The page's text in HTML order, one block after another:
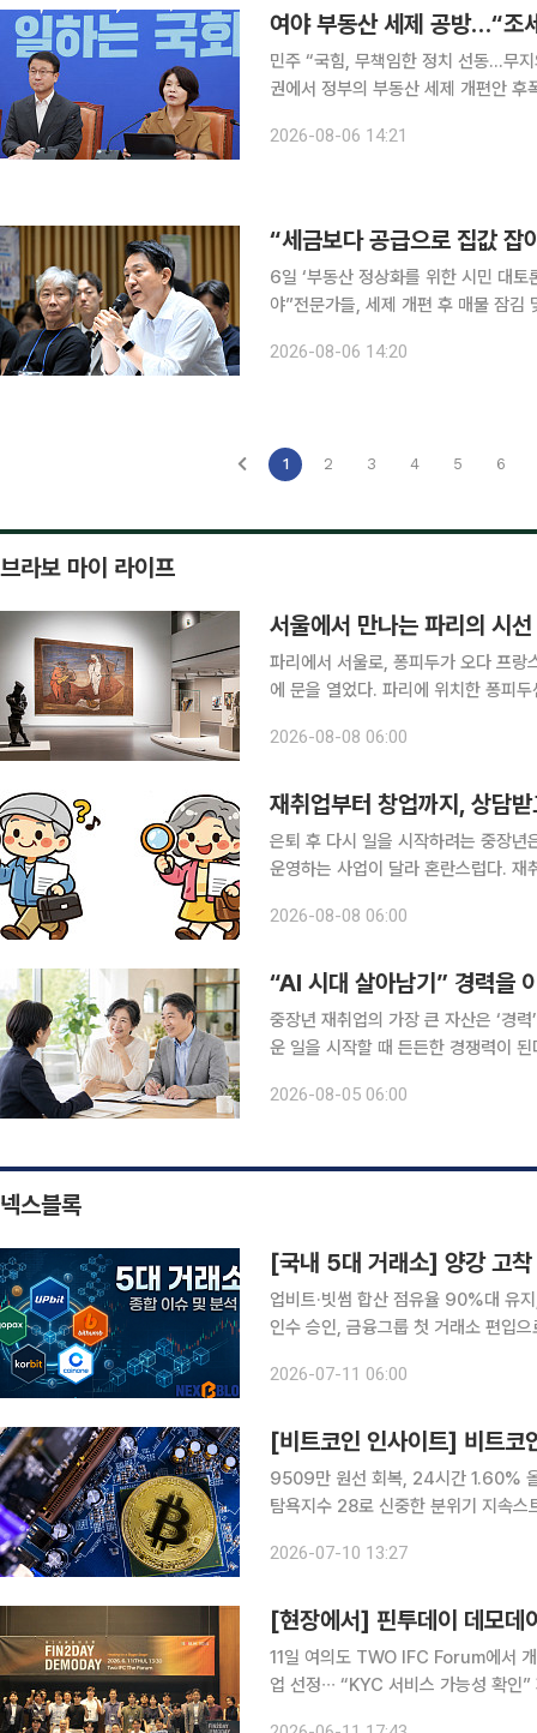
여야 부동산 세제 공방…“조
민주 “국힘, 무책임한 정치 선동…무지
권에서 정부의 부동산 세제 개편안
한정애 민주당 정책위의장은 6일 국
2026-08-06 14:21
“세금보다 공급으로 집값 잡
6일 ‘부동산 정상화를 위한 시민 대
야”전문가들, 세제 개편 후 매물 잠김 및 전·월세난 우려 정부가
해 마련한 첫 공개 토론회에서 세제
2026-08-06 14:20
1 2 3 4 5 6
브라보 마이 라이프
서울에서 만나는 파리의 시선
파리에서 서울로, 퐁피두가 오다 프
에 문을 열었다. 파리에 위치한 퐁피
공사에 들어가면서 이제 파리까지 가
2026-08-08 06:00
재취업부터 창업까지, 상담
은퇴 후 다시 일을 시작하려는 중장년
운영하는 사업이 달라 혼란스럽다. 재
리사업이 출발점이 될 수 있다. 자신
2026-08-08 06:00
“AI 시대 살아남기” 경력을
중장년 재취업의 가장 큰 자산은 ‘경
운 일을 시작할 때 든든한 경쟁력이
기회와 연결하는 것이다. 경력을 이어
2026-08-05 06:00
넥스블록
[국내 5대 거래소] 양강 고
업비트·빗썸 합산 점유율 90%대 유
인수 승인, 금융그룹 첫 거래소 편입
양강 구도를 유지하는 가운데, 중하위
2026-07-11 06:00
9509만 원선 회복, 24시간 1.60%
탐욕지수 28로 신중한 분위기 지속
리고 있다. 단기적으로는 6만3000달
2026-07-10 13:27
11일 여의도 TWO IFC Forum에서
업 선정∙∙∙ “KYC 서비스 가능성 확인” 제2서울핀테크랩 입주∙멤버십 기업 대상 공개 IR 행사